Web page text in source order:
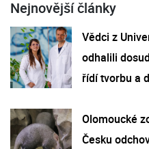
Nejnovější články
Vědci z
odhalili
řídí tvorbu a
Olomoucké
Česku